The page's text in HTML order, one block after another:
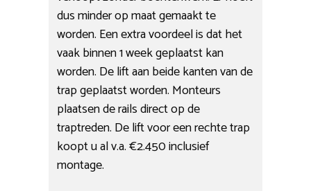
dus minder op maat gemaakt te
worden. Een extra voordeel is dat het
vaak binnen 1 week geplaatst kan
worden. De lift aan beide kanten van de
trap geplaatst worden. Monteurs
plaatsen de rails direct op de
traptreden. De lift voor een rechte trap
koopt u al v.a. €2.450 inclusief
montage.